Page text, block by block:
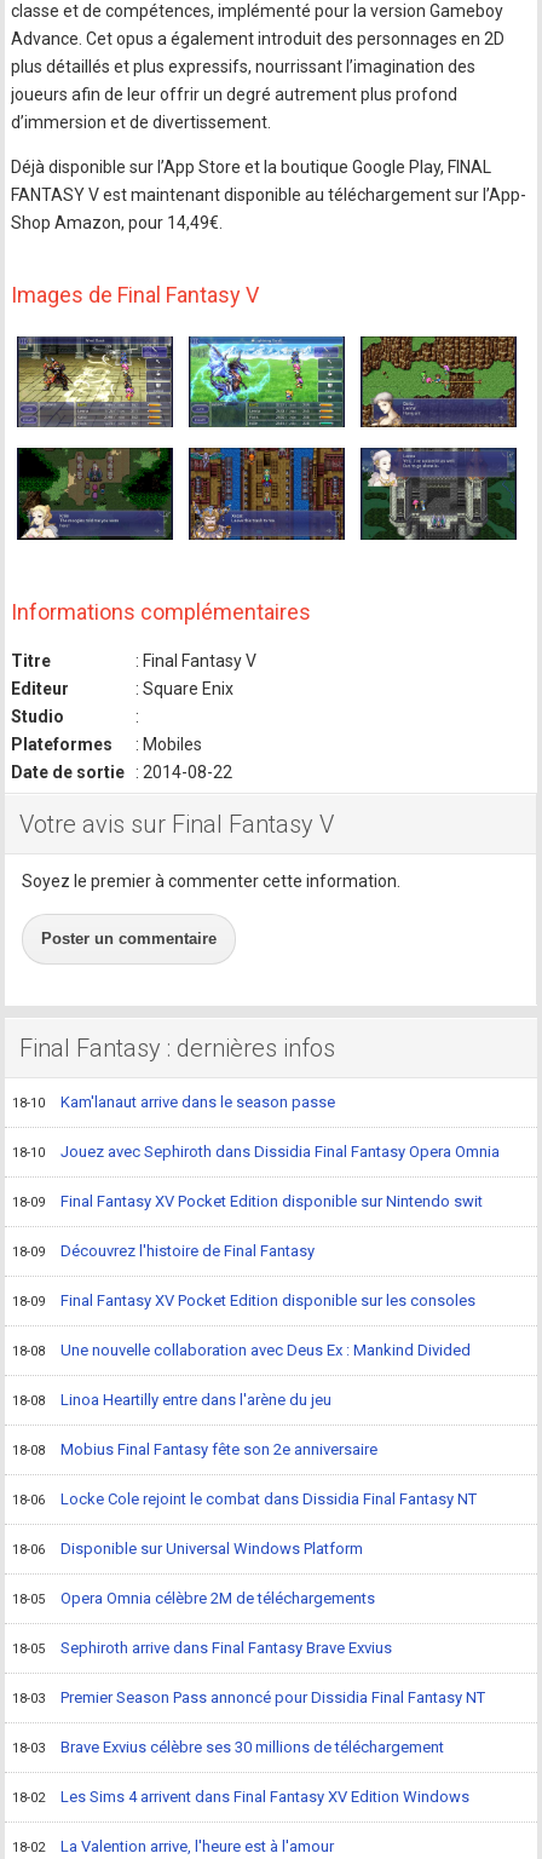
classe et de compétences, implémenté pour la version Gameboy
Advance. Cet opus a également introduit des personnages en 2D
plus détaillés et plus expressifs, nourrissant l’imagination des
joueurs afin de leur offrir un degré autrement plus profond
d’immersion et de divertissement.
Déjà disponible sur l’App Store et la boutique Google Play, FINAL
FANTASY V est maintenant disponible au téléchargement sur l’App-
Shop Amazon, pour 14,49€.
Images de Final Fantasy V
Informations complémentaires
Titre
: Final Fantasy V
Editeur
: Square Enix
Studio
:
Plateformes
: Mobiles
Date de sortie
: 2014-08-22
Votre avis sur Final Fantasy V
Soyez le premier à commenter cette information.
Poster un commentaire
Final Fantasy : dernières infos
18-10 Kam'lanaut arrive dans le season passe
18-10 Jouez avec Sephiroth dans Dissidia Final Fantasy Opera Omnia
18-09 Final Fantasy XV Pocket Edition disponible sur Nintendo swit
18-09 Découvrez l'histoire de Final Fantasy
18-09 Final Fantasy XV Pocket Edition disponible sur les consoles
18-08 Une nouvelle collaboration avec Deus Ex : Mankind Divided
18-08 Linoa Heartilly entre dans l'arène du jeu
18-08 Mobius Final Fantasy fête son 2e anniversaire
18-06 Locke Cole rejoint le combat dans Dissidia Final Fantasy NT
18-06 Disponible sur Universal Windows Platform
18-05 Opera Omnia célèbre 2M de téléchargements
18-05 Sephiroth arrive dans Final Fantasy Brave Exvius
18-03 Premier Season Pass annoncé pour Dissidia Final Fantasy NT
18-03 Brave Exvius célèbre ses 30 millions de téléchargement
18-02 Les Sims 4 arrivent dans Final Fantasy XV Edition Windows
18-02 La Valention arrive, l'heure est à l'amour